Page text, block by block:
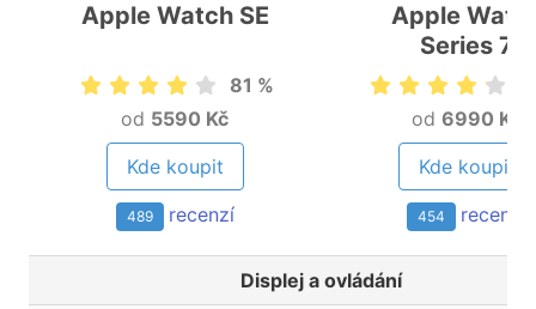
Apple Watch SE
81 %
od 5590 Kč
Kde koupit
489 recenzí
Apple
Series 7
od 6990 Kč
Kde koupit
454 recenzí
Displej a ovládání